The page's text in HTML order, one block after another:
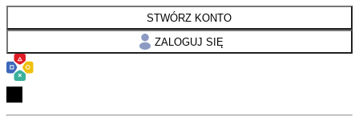
STWÓRZ KONTO
ZALOGUJ SIĘ